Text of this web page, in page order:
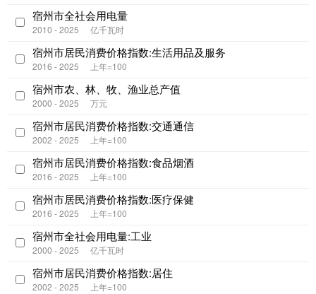
宿州市全社会用电量
2010 - 2025 亿千瓦时
宿州市居民消费价格指数:生活用品及服务
2016 - 2025 上年=100
宿州市农、林、牧、渔业总产值
2000 - 2025 万元
宿州市居民消费价格指数:交通通信
2002 - 2025 上年=100
宿州市居民消费价格指数:食品烟酒
2016 - 2025 上年=100
宿州市居民消费价格指数:医疗保健
2016 - 2025 上年=100
宿州市全社会用电量:工业
2000 - 2025 亿千瓦时
宿州市居民消费价格指数:居住
2002 - 2025 上年=100